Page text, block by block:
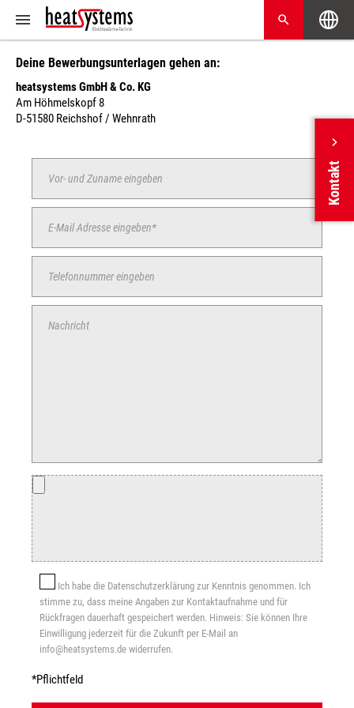
Deine Bewerbungsunterlagen gehen an:
heatsystems GmbH & Co. KG
Am Höhmelskopf 8
D-51580 Reichshof / Wehnrath
Ich habe die Datenschutzerklärung zur Kenntnis genommen. Ich
stimme zu, dass meine Angaben zur Kontaktaufnahme und für
Rückfragen dauerhaft gespeichert werden. Hinweis: Sie können Ihre
Einwilligung jederzeit für die Zukunft per E-Mail an
info@heatsystems.de widerrufen.
*Pflichtfeld
Kontakt